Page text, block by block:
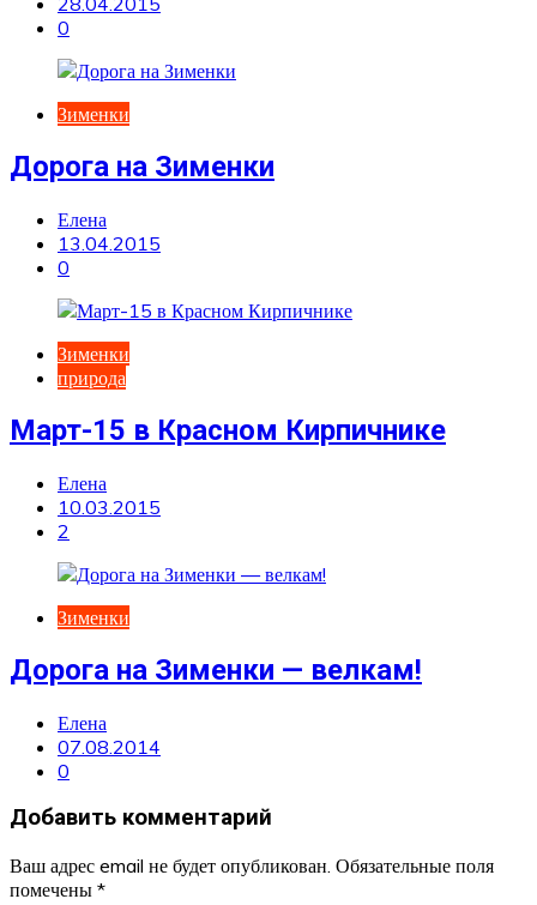
0
Зименки
Дорога на Зименки
Елена
13.04.2015
0
Зименки
природа
Март-15 в Красном Кирпичнике
Елена
10.03.2015
2
Зименки
Дорога на Зименки — велкам!
Елена
07.08.2014
0
Добавить комментарий
Ваш адрес email не будет опубликован. Обязательные поля
помечены *